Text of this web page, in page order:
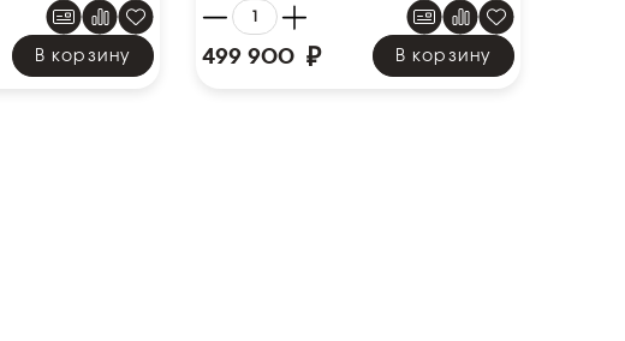
В корзину 499 900 ₽ В корзину